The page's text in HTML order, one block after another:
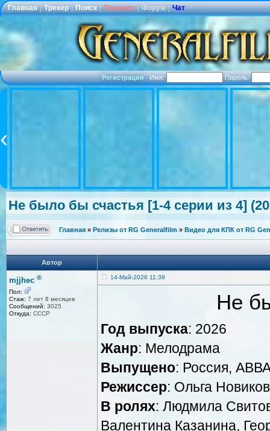
Главная | Трекер | Поиск | Правила | Форум | Чат
Регистрация·Имя: Пароль:
Не было бы счастья [1-4 серии из 4]
Главная » Релизы от RG Generalfilm » Видео для КПК от RG
Автор
mjjhec ®
Пол:
Стаж: 7 лет 8 месяцев
Сообщений: 3025
Откуда: СССР
14-Май-2026 11:39
Не
Год выпуска: 2026
Жанр: Мелодрама
Выпущено: Россия,
Режиссер: Ольга
В ролях: Людмила
Валентина Казанина,